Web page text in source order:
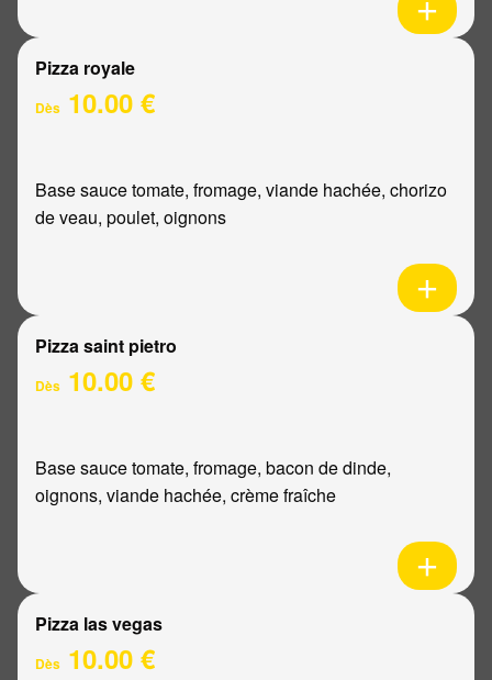
Pizza royale
Dès 10.00 €
Base sauce tomate, fromage, viande hachée, chorizo
de veau, poulet, oignons
Pizza saint pietro
Dès 10.00 €
Base sauce tomate, fromage, bacon de dinde,
oignons, viande hachée, crème fraîche
Pizza las vegas
Dès 10.00 €